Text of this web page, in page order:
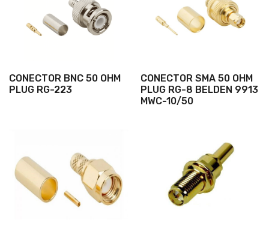
CONECTOR BNC 50 OHM
PLUG RG-223
CONECTOR SMA 50 OHM
PLUG RG-8 BELDEN 9913
MWC-10/50